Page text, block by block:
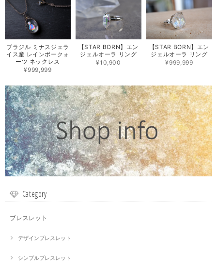
ブラジル ミナスジェラ
イス産 レインボークォ
ーツ ネックレス
¥999,999
【STAR BORN】エン
ジェルオーラ リング
¥10,900
【STAR BORN】エン
ジェルオーラ リング
¥999,999
Category
ブレスレット
デザインブレスレット
シンプルブレスレット